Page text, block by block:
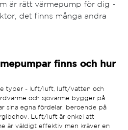
är rätt värmepump för dig -
det finns många andra
finns och hur
typer - luft/luft, luft/vatten och
och sjövärme bygger på
sina egna fördelar, beroende på
Luft/luft är enkel att
är väldigt effektiv men kräver en